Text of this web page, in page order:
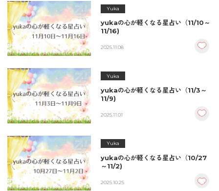
Yuka
yukaの心が軽くなる星占い（11/10～
11/16)
2025.11.08
Yuka
yukaの心が軽くなる星占い（11/3～
11/9)
2025.11.01
Yuka
yukaの心が軽くなる星占い（10/27
～11/2)
2025.10.25